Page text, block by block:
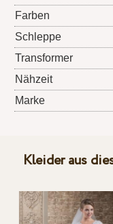
Farben
Schleppe
Transformer
Nähzeit
Marke
Kleider aus